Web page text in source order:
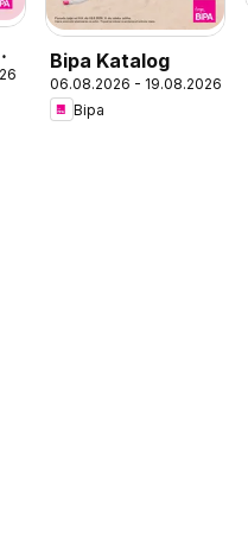
Bipa Katalog
06.08.2026 - 19.08.2026
Bipa